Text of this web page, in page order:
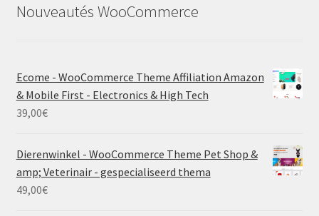
Nouveautés WooCommerce
Ecome - WooCommerce Theme Affiliation Amazon
& Mobile First - Electronics & High Tech
39,00€
Dierenwinkel - WooCommerce Theme Pet Shop &
amp; Veterinair - gespecialiseerd thema
49,00€